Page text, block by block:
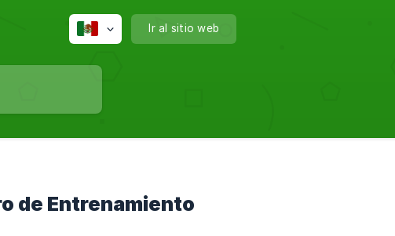
Ir al sitio web
de Entrenamiento